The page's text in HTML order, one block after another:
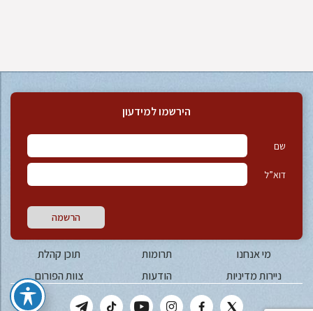
הירשמו למידעון
שם
דוא”ל
הרשמה
מי אנחנו תרומות
תוכן קהלת
ניירות מדיניות
הודעות צוות הפורום